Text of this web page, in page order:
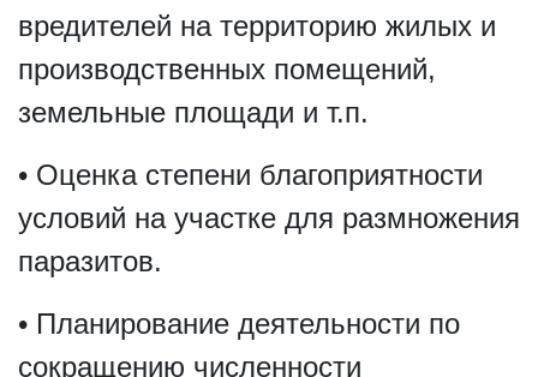
вредителей на территорию жилых и
производственных помещений,
земельные площади и т.п.
• Оценка степени благоприятности
условий на участке для размножения
паразитов.
• Планирование деятельности по
сокращению численности